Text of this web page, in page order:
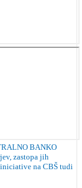
BANKO
zastopa jih
na CBŠ tudi